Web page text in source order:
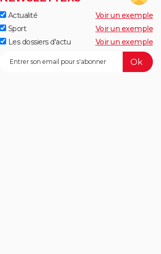
Actualité
Voir un exemple
Sport
Voir un exemple
Les dossiers d'actu
Voir un exemple